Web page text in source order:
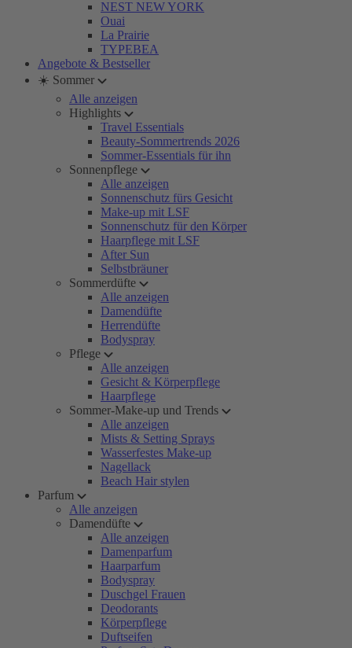
NEST NEW YORK
Ouai
La Prairie
TYPEBEA
Angebote & Bestseller
☀️ Sommer
Alle anzeigen
Highlights
Travel Essentials
Beauty-Sommertrends 2026
Sommer-Essentials für ihn
Sonnenpflege
Alle anzeigen
Sonnenschutz fürs Gesicht
Make-up mit LSF
Sonnenschutz für den Körper
Haarpflege mit LSF
After Sun
Selbstbräuner
Sommerdüfte
Alle anzeigen
Damendüfte
Herrendüfte
Bodyspray
Pflege
Alle anzeigen
Gesicht & Körperpflege
Haarpflege
Sommer-Make-up und Trends
Alle anzeigen
Mists & Setting Sprays
Wasserfestes Make-up
Nagellack
Beach Hair stylen
Parfum
Alle anzeigen
Damendüfte
Alle anzeigen
Damenparfum
Haarparfum
Bodyspray
Duschgel Frauen
Deodorants
Körperpflege
Duftseifen